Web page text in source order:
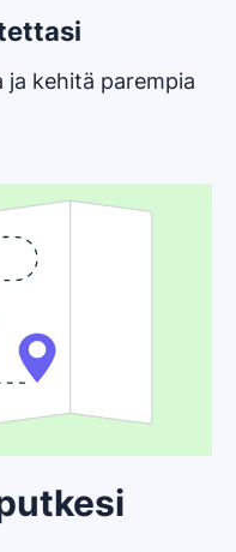
ja kehitä parempia